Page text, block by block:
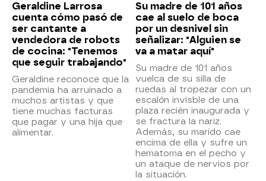
Geraldine Larrosa
cuenta cómo pasó de
ser cantante a
vendedora de robots
de cocina: "Tenemos
que seguir trabajando"
Geraldine reconoce que la
pandemia ha arruinado a
muchos artistas y que
tiene muchas facturas
que pagar y una hija que
alimentar.
Su madre de 101 años
cae al suelo de boca
por un desnivel sin
señalizar: "Alguien se
va a matar aquí"
Su madre de 101 años
vuelca de su silla de
ruedas al tropezar con un
escalón invisble de una
plaza recién inaugurada y
se fractura la nariz.
Además, su marido cae
encima de ella y sufre un
hematoma en el pecho y
un ataque de nervios por
la situación.